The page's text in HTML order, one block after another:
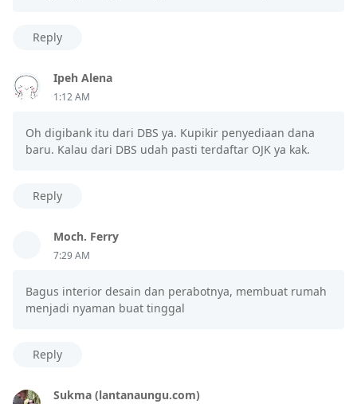
Reply
Ipeh Alena
1:12 AM
Oh digibank itu dari DBS ya. Kupikir penyediaan dana
baru. Kalau dari DBS udah pasti terdaftar OJK ya kak.
Reply
Moch. Ferry
7:29 AM
Bagus interior desain dan perabotnya, membuat rumah
menjadi nyaman buat tinggal
Reply
Sukma (lantanaungu.com)